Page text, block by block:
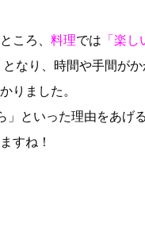
ころ、 料理では 「楽
となり、時間や手間が
りました。
といった理由をあげ
すね！